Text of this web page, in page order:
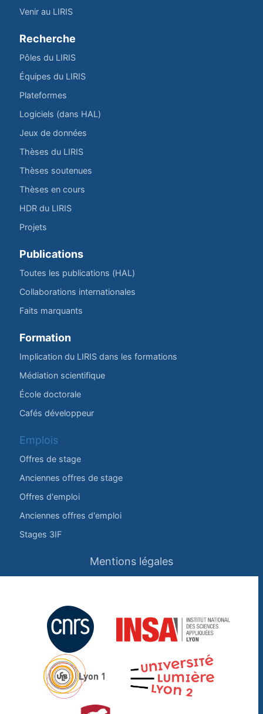
Venir au LIRIS
Recherche
Pôles du LIRIS
Équipes du LIRIS
Plateformes
Logiciels (dans HAL)
Jeux de données
Thèses du LIRIS
Thèses soutenues
Thèses en cours
HDR du LIRIS
Projets
Publications
Toutes les publications (HAL)
Collaborations internationales
Faits marquants
Formation
Implication du LIRIS dans les formations
Médiation scientifique
École doctorale
Cafés développeur
Emplois
Offres de stage
Anciennes offres de stage
Offres d'emploi
Anciennes offres d'emploi
Stages 3IF
Mentions légales